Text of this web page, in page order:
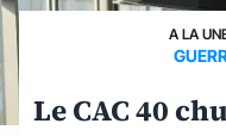
A LA
Le CAC 40